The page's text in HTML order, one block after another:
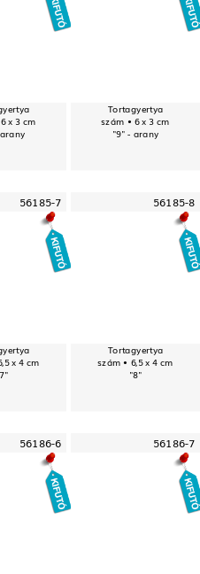
x 3 cm
Tortagyertya
szám • 6 x 3 cm
"9" - arany
56185-7
x 4 cm
56185-8
Tortagyertya
szám • 6,5 x 4 cm
"8"
56186-6 56186-7